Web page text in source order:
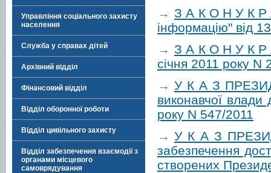
Управління соціального захисту
населення
Служба у справах дітей
Архівний відділ
Фінансовий відділ
Відділ оборонної роботи
Відділ цивільного захисту
Відділ забезпечення взаємодії з
органами місцевого
самоврядування
→ З А К О Н У К Р
інформацію" від
→ З А К О Н У К Р А
січня 2011 року N
→ У К А З
виконавчої влади
року N 547/2011
→ У К А З
забезпечення
створених